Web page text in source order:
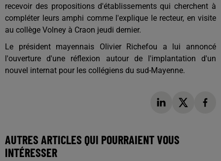
recevoir des propositions d'établissements qui cherchent à
compléter leurs amphi comme l'explique le recteur, en visite
au collège Volney à Craon jeudi dernier.
Le président mayennais Olivier Richefou a lui annoncé
l'ouverture d'une réflexion autour de l'implantation d'un
nouvel internat pour les collégiens du sud-Mayenne.
AUTRES ARTICLES QUI POURRAIENT VOUS
INTÉRESSER